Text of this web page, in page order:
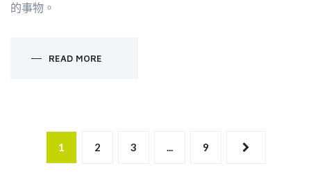
的事物。
READ MORE
1 2 3 ... 9